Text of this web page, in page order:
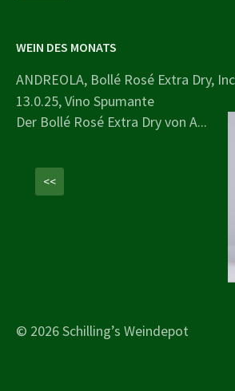
WEIN DES MONATS
ANDREOLA, Bollé Rosé Extra Dry,
13.0.25, Vino Spumante
Der Bollé Rosé Extra Dry von A...
<<
© 2026 Schilling’s Weindepot